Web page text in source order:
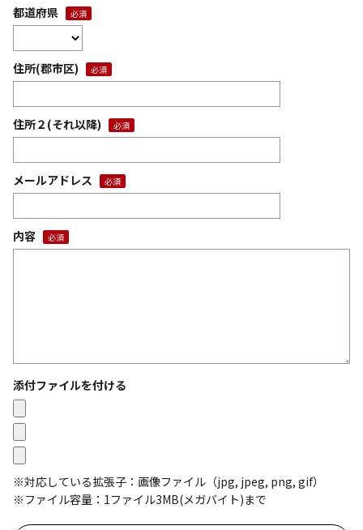
都道府県
住所(郡市区)
住所２(それ以降)
メールアドレス
内容
添付ファイルを付ける
※対応している拡張子：画像ファイル（jpg, jpeg, png, gif）
※ファイル容量：1ファイル3MB(メガバイト)まで